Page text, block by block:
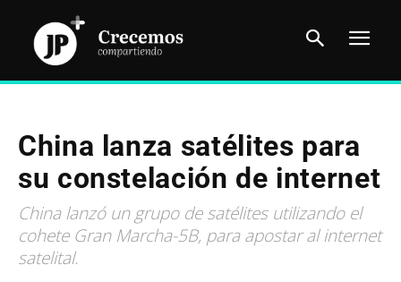
China lanza satélites para
su constelación de internet
China lanzó un grupo de satélites utilizando el
cohete Gran Marcha-5B, para apostar al internet
satelital.